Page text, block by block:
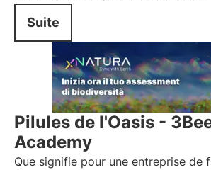
Suite
Pilules de l'Oasis -
Academy
Que signifie pour une entreprise de